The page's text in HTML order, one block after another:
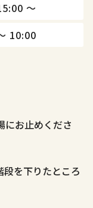
〜
10:00
にお止めくださ
を下りたところ